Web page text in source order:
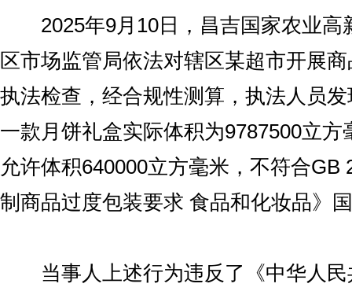
2025年9月10日，昌吉国家农业高
区市场监管局依法对辖区某超市开展
执法检查，经合规性测算，执法人员
一款月饼礼盒实际体积为9787500立方
允许体积640000立方毫米，不符合GB
制商品过度包装要求 食品和化妆品》
当事人上述行为违反了《中华人民